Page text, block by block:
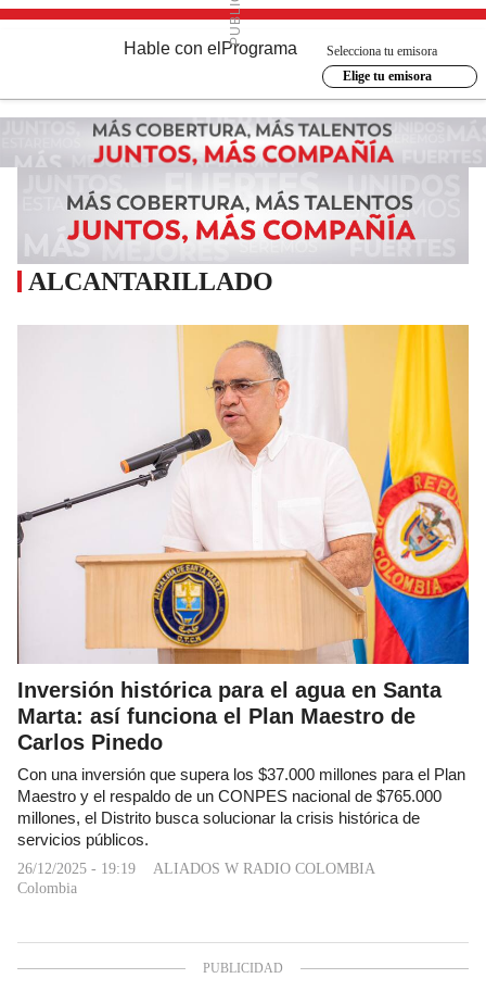
Hable con el Programa
Selecciona tu emisora
Elige tu emisora
ALCANTARILLADO
Inversión histórica para el agua en Santa
Marta: así funciona el Plan Maestro de
Carlos Pinedo
Con una inversión que supera los $37.000 millones para el Plan
Maestro y el respaldo de un CONPES nacional de $765.000
millones, el Distrito busca solucionar la crisis histórica de
servicios públicos.
26/12/2025 - 19:19
ALIADOS W RADIO COLOMBIA
Colombia